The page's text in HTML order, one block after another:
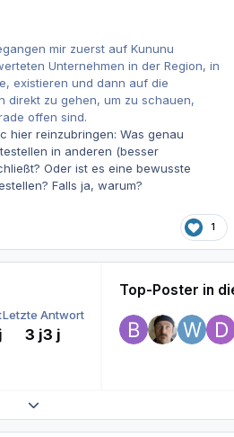
mir zuerst auf Kununu
Unternehmen in der Region, in
existieren und dann auf die
direkt zu gehen, um zu schauen,
offen sind.
hier reinzubringen: Was genau
in anderen (besser
Oder ist es eine bewusste
Falls ja, warum?
1
Letzte Antwort
3 j3 j
Top-Poster in
Themenübersicht erweitern